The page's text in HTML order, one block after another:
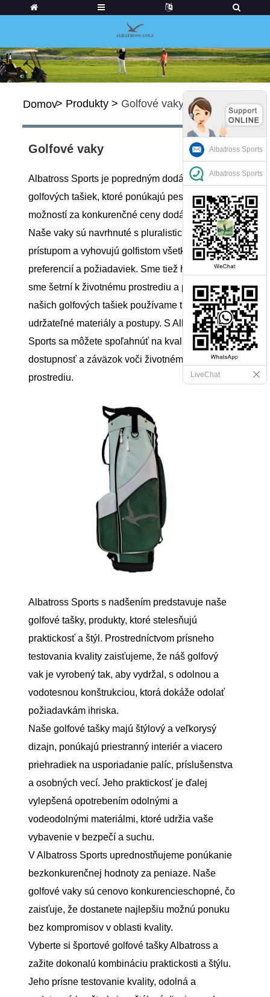
Domov> Produkty > Golfové vaky
Golfové vaky
Albatross Sports je popredným dodávateľom
golfových tašiek, ktoré ponúkajú pestrú škálu
možností za konkurenčné ceny dodávateľov.
Naše vaky sú navrhnuté s pluralistickým
prístupom a vyhovujú golfistom všetkých
preferencií a požiadaviek. Sme tiež hrdí na to, že
sme šetrní k životnému prostrediu a pri výrobe
našich golfových tašiek používame trvalo
udržateľné materiály a postupy. S Albatross
Sports sa môžete spoľahnúť na kvalitu, cenovú
dostupnosť a záväzok voči životnému
prostrediu.
Albatross Sports s nadšením predstavuje naše
golfové tašky, produkty, ktoré stelesňujú
praktickosť a štýl. Prostredníctvom prísneho
testovania kvality zaisťujeme, že náš golfový
vak je vyrobený tak, aby vydržal, s odolnou a
vodotesnou konštrukciou, ktorá dokáže odolať
požiadavkám ihriska.
Naše golfové tašky majú štýlový a veľkorysý
dizajn, ponúkajú priestranný interiér a viacero
priehradiek na usporiadanie palíc, príslušenstva
a osobných vecí. Jeho praktickosť je ďalej
vylepšená opotrebením odolnými a
vodeodolnými materiálmi, ktoré udržia vaše
vybavenie v bezpečí a suchu.
V Albatross Sports uprednostňujeme ponúkanie
bezkonkurenčnej hodnoty za peniaze. Naše
golfové vaky sú cenovo konkurencieschopné, čo
zaisťuje, že dostanete najlepšiu možnú ponuku
bez kompromisov v oblasti kvality.
Vyberte si športové golfové tašky Albatross a
zažite dokonalú kombináciu praktickosti a štýlu.
Jeho prísne testovanie kvality, odolná a
Albatross Sports
Albatross Sports
LiveChat